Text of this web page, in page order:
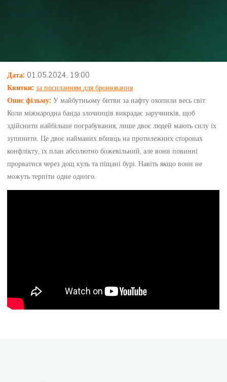
Дата: 01.05.2024, 19:00
Квитки: за посиланням для бронювання
Опис фільму:У майбутньому битви за нафту охопили весь світ.
Коли міжнародна банда злочинців викрадає заручників, щоб
здійснити найбільше пограбування, лише двоє людей мають силу їх
зупинити. Це двоє найманих вбивць на протилежних сторонах
конфлікту, їх план абсолютно божевільний, але вони повинні
прорватися через дощ куль та піщані бурі. Навіть якщо вони не
можуть терпіти одне одного.